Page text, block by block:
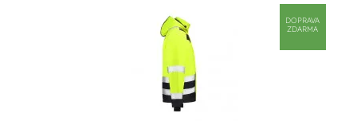
DOPRAVA
ZDARMA